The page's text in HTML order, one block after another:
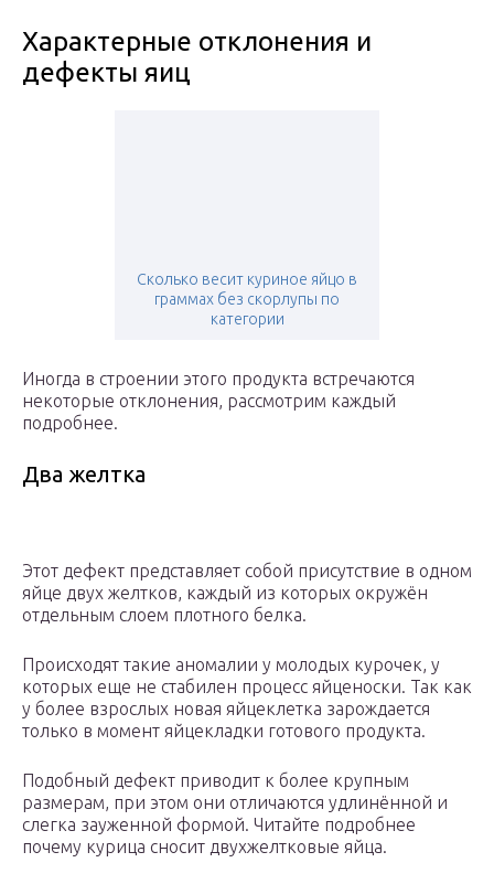
Характерные отклонения и
дефекты яиц
Сколько весит куриное яйцо в
граммах без скорлупы по
категории
Иногда в строении этого продукта встречаются
некоторые отклонения, рассмотрим каждый
подробнее.
Два желтка
Этот дефект представляет собой присутствие в одном
яйце двух желтков, каждый из которых окружён
отдельным слоем плотного белка.
Происходят такие аномалии у молодых курочек, у
которых еще не стабилен процесс яйценоски. Так как
у более взрослых новая яйцеклетка зарождается
только в момент яйцекладки готового продукта.
Подобный дефект приводит к более крупным
размерам, при этом они отличаются удлинённой и
слегка зауженной формой. Читайте подробнее
почему курица сносит двухжелтковые яйца.